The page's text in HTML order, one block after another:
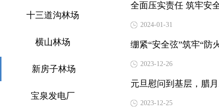
十三道沟林场
横山林场
新房子林场
宝泉发电厂
全面压实责任 筑牢安
2024-01-31
绷紧“安全弦”筑牢“防
2023-12-26
元旦慰问到基层，腊
2023-12-25